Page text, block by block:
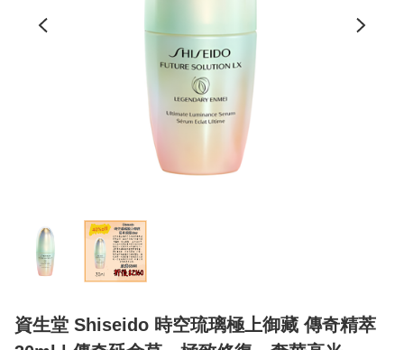
資生堂 Shiseido 時空琉璃極上御藏 傳奇精萃